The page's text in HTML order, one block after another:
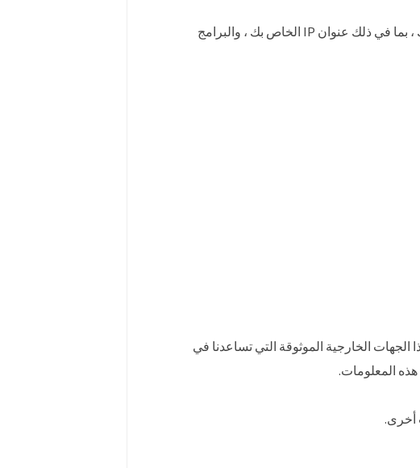
بالإضافة إلى ذلك ، فإننا نتلقى تلقائيًا ونسجل المعلومات من جهاز الكمبيوتر والمتصفح الخاص بك ، بما في ذلك عنوان IP الخاص بك ، والبرامج
الخارجية الموثوقة التي تساعدنا في
المعلومات.
أخرى.